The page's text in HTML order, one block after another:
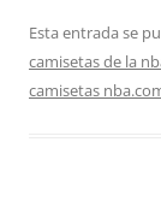
Esta entrada se
camisetas de la
camisetas